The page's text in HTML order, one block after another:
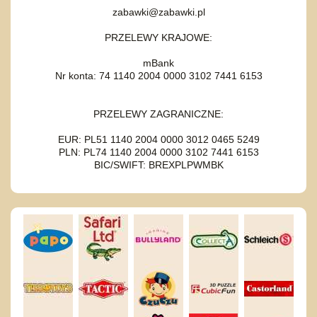
zabawki@zabawki.pl
PRZELEWY KRAJOWE:
mBank
Nr konta: 74 1140 2004 0000 3102 7441 6153
PRZELEWY ZAGRANICZNE:
EUR: PL51 1140 2004 0000 3012 0465 5249
PLN: PL74 1140 2004 0000 3102 7441 6153
BIC/SWIFT: BREXPLPWMBK